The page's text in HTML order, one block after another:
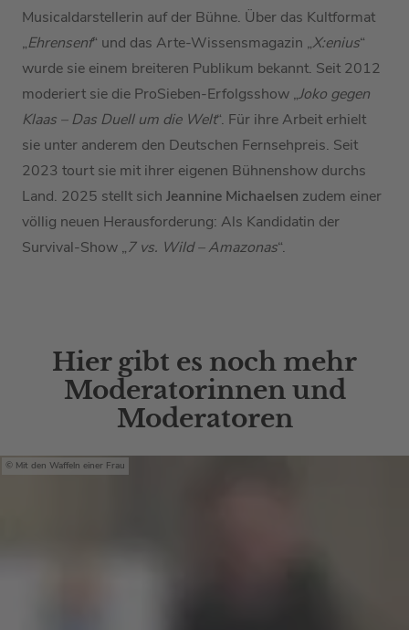
Musicaldarstellerin auf der Bühne. Über das Kultformat
„Ehrensenf“ und das Arte-Wissensmagazin „X:enius“
wurde sie einem breiteren Publikum bekannt. Seit 2012
moderiert sie die ProSieben-Erfolgsshow „Joko gegen
Klaas – Das Duell um die Welt“. Für ihre Arbeit erhielt
sie unter anderem den Deutschen Fernsehpreis. Seit
2023 tourt sie mit ihrer eigenen Bühnenshow durchs
Land. 2025 stellt sich Jeannine Michaelsen zudem einer
völlig neuen Herausforderung: Als Kandidatin der
Survival-Show „7 vs. Wild – Amazonas“.
Hier gibt es noch mehr
Moderatorinnen und
Moderatoren
Mit den Waffeln einer Frau